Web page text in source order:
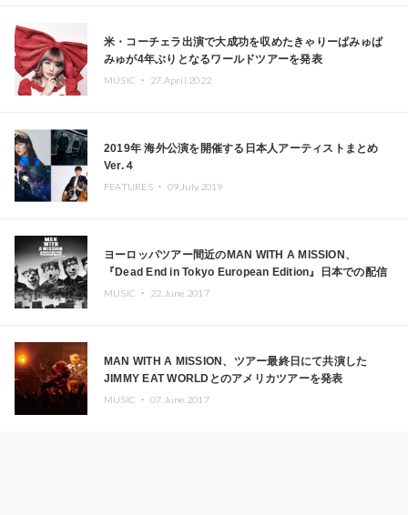
米・コーチェラ出演で大成功を収めたきゃりーぱみゅぱ
みゅが4年ぶりとなるワールドツアーを発表
MUSIC ・ 27.April.2022
2019年 海外公演を開催する日本人アーティストまとめ
Ver.４
FEATURES ・ 09.July.2019
ヨーロッパツアー間近のMAN WITH A MISSION、
『Dead End in Tokyo European Edition』日本での配信
決定
MUSIC ・ 22.June.2017
MAN WITH A MISSION、ツアー最終日にて共演した
JIMMY EAT WORLDとのアメリカツアーを発表
MUSIC ・ 07.June.2017